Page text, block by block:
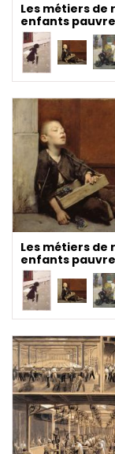
Les métiers de
enfants
Les métiers de
enfants